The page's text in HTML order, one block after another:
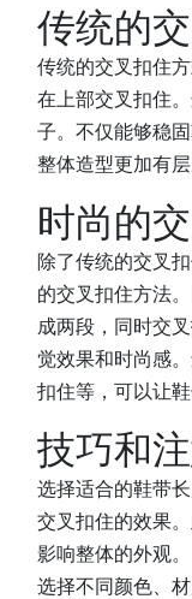
传统的
传统的交叉扣住
在上部交叉扣住
子。不仅能够稳
整体造型更加有层
时尚的
除了传统的交叉
的交叉扣住方法
成两段，同时交
觉效果和时尚感
扣住等，可以让
技巧和
选择适合的鞋带
交叉扣住的效果
影响整体的外观
选择不同颜色、